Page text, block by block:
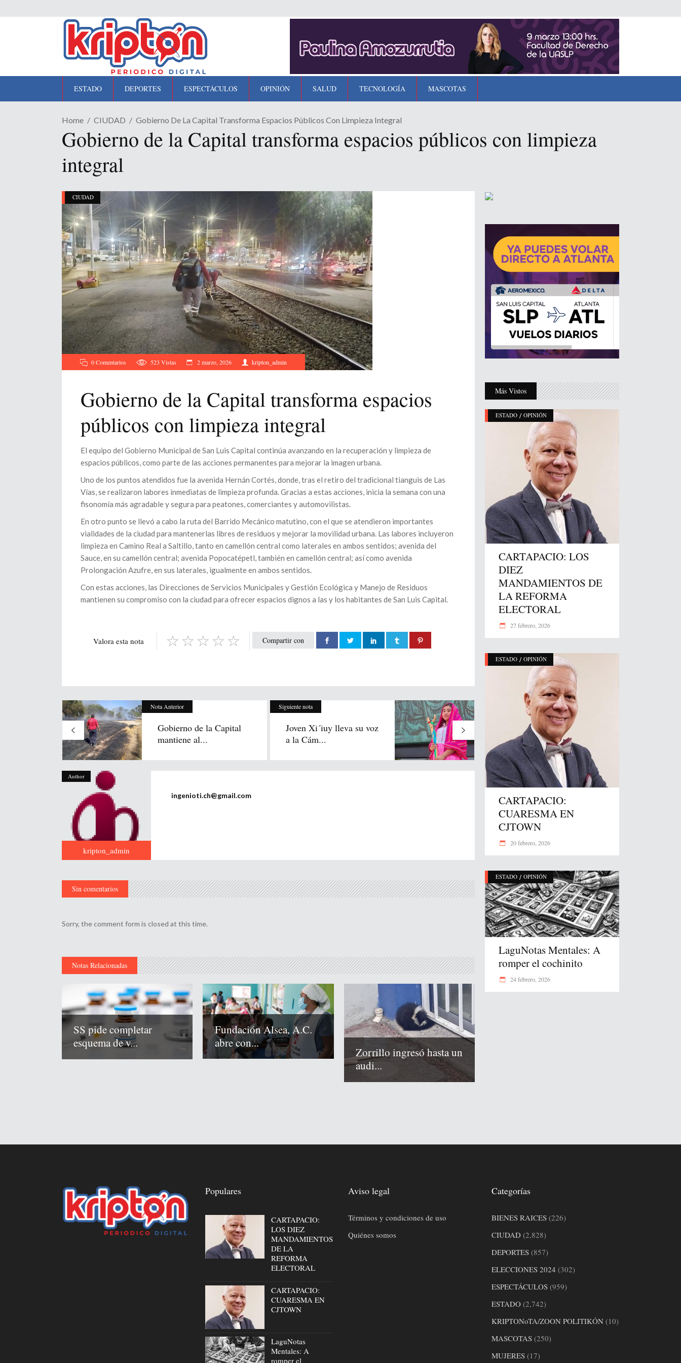
ESTADO DEPORTES ESPECTÁCULOS OPINIÓN SALUD TECNOLOGÍA MASCOTAS
Home CIUDAD Gobierno De La Capital Transforma Espacios Públicos Con Limpieza Integral
Gobierno de la Capital transforma espacios públicos con limpieza
integral
CIUDAD
0 Comentarios 523 Vistas 2 marzo, 2026 kripton_admin
Gobierno de la Capital transforma espacios
públicos con limpieza integral
El equipo del Gobierno Municipal de San Luis Capital continúa avanzando en la recuperación y limpieza de
espacios públicos, como parte de las acciones permanentes para mejorar la imagen urbana.
Uno de los puntos atendidos fue la avenida Hernán Cortés, donde, tras el retiro del tradicional tianguis de Las
Vías, se realizaron labores inmediatas de limpieza profunda. Gracias a estas acciones, inicia la semana con una
fisonomía más agradable y segura para peatones, comerciantes y automovilistas.
En otro punto se llevó a cabo la ruta del Barrido Mecánico matutino, con el que se atendieron importantes
vialidades de la ciudad para mantenerlas libres de residuos y mejorar la movilidad urbana. Las labores incluyeron
limpieza en Camino Real a Saltillo, tanto en camellón central como laterales en ambos sentidos; avenida del
Sauce, en su camellón central; avenida Popocatépetl, también en camellón central; así como avenida
Prolongación Azufre, en sus laterales, igualmente en ambos sentidos.
Con estas acciones, las Direcciones de Servicios Municipales y Gestión Ecológica y Manejo de Residuos
mantienen su compromiso con la ciudad para ofrecer espacios dignos a las y los habitantes de San Luis Capital.
Compartir con
Valora esta nota
Nota Anterior
Gobierno de la Capital
mantiene al...
Siguiente nota
Joven Xi´iuy lleva su voz
a la Cám...
Author
kripton_admin
ingenioti.ch@gmail.com
Sin comentarios
Sorry, the comment form is closed at this time.
Notas Relacionadas
SS pide completar
esquema de v...
Fundación Alsea, A.C.
abre con...
Zorrillo ingresó hasta un
audi...
Más Vistos
ESTADO / OPINIÓN
CARTAPACIO: LOS
DIEZ
MANDAMIENTOS DE
LA REFORMA
ELECTORAL
27 febrero, 2026
ESTADO / OPINIÓN
CARTAPACIO:
CUARESMA EN
CJTOWN
20 febrero, 2026
ESTADO / OPINIÓN
LaguNotas Mentales: A
romper el cochinito
24 febrero, 2026
Populares
CARTAPACIO:
LOS DIEZ
MANDAMIENTOS
DE LA
REFORMA
ELECTORAL
CARTAPACIO:
CUARESMA EN
CJTOWN
LaguNotas
Mentales: A
romper el
Aviso legal
Términos y condiciones de uso
Quiénes somos
Categorías
BIENES RAICES(226)
CIUDAD(2,828)
DEPORTES(857)
ELECCIONES 2024 (302)
ESPECTÁCULOS(959)
ESTADO(2,742)
KRIPTONoTA/ZOON POLITIKÓN(10)
MASCOTAS(250)
MUJERES(17)